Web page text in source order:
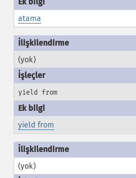
atama
(yok)
yield from
yield from
(yok)